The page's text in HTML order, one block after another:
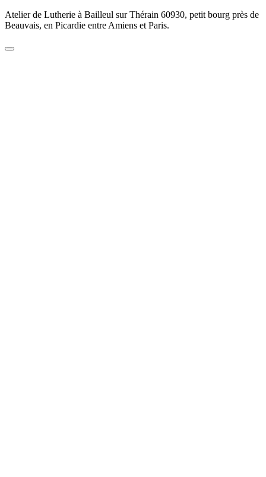
Atelier de Lutherie à Bailleul sur Thérain 60930, petit bourg près de
Beauvais, en Picardie entre Amiens et Paris.